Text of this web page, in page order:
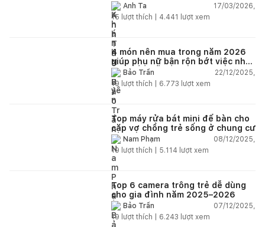
Anh Ta
17/03/2026,
15 lượt thích | 4.441 lượt xem
4 món nên mua trong năm 2026
giúp phụ nữ bận rộn bớt việc nhà,
nhẹ đầu mỗi ngày
Bảo Trần
22/12/2025,
19 lượt thích | 6.773 lượt xem
Top máy rửa bát mini để bàn cho
cặp vợ chồng trẻ sống ở chung cư
Nam Phạm
08/12/2025,
19 lượt thích | 5.114 lượt xem
Top 6 camera trông trẻ dễ dùng
cho gia đình năm 2025–2026
Bảo Trần
07/12/2025,
19 lượt thích | 6.243 lượt xem